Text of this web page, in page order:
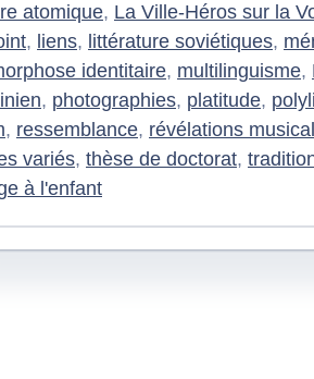
atomique, La Ville-Héros sur la
, liens, littérature soviétiques,
identitaire, multilinguisme,
, photographies, platitude,
, ressemblance, révélations
variés, thèse de doctorat,
à l'enfant